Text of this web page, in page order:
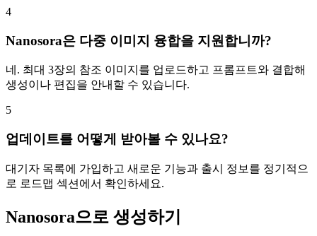
4
Nanosora은 다중 이미지 융합을 지원합니까?
네. 최대 3장의 참조 이미지를 업로드하고 프롬프트와 결합해
생성이나 편집을 안내할 수 있습니다.
5
업데이트를 어떻게 받아볼 수 있나요?
대기자 목록에 가입하고 새로운 기능과 출시 정보를 정기적으
로 로드맵 섹션에서 확인하세요.
Nanosora으로 생성하기